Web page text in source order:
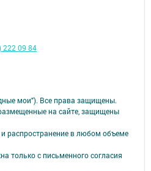
мои"). Все права защищены.
на сайте, защищены
и распространение в любом объеме
только с письменного согласия
222 09 84